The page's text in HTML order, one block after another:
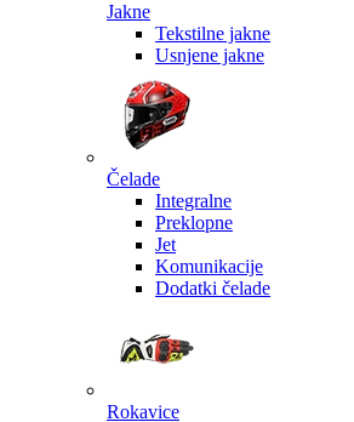
Jakne
Tekstilne jakne
Usnjene jakne
Čelade
Integralne
Preklopne
Jet
Komunikacije
Dodatki čelade
Rokavice